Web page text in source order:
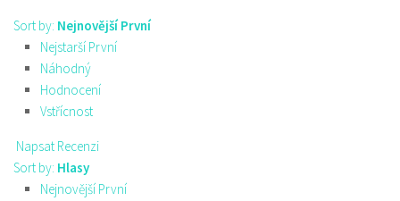
Sort by: Nejnovější První
Nejstarší První
Náhodný
Hodnocení
Vstřícnost
Napsat Recenzi
Sort by: Hlasy
Nejnovější První